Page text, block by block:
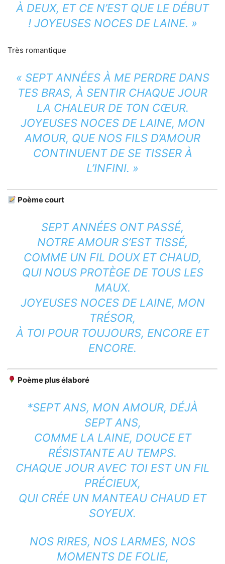
À DEUX, ET CE N’EST QUE LE DÉBUT
! JOYEUSES NOCES DE LAINE. »
Très romantique
« SEPT ANNÉES À ME PERDRE DANS
TES BRAS, À SENTIR CHAQUE JOUR
LA CHALEUR DE TON CŒUR.
JOYEUSES NOCES DE LAINE, MON
AMOUR, QUE NOS FILS D’AMOUR
CONTINUENT DE SE TISSER À
L’INFINI. »
Poème court
SEPT ANNÉES ONT PASSÉ,
NOTRE AMOUR S’EST TISSÉ,
COMME UN FIL DOUX ET CHAUD,
QUI NOUS PROTÈGE DE TOUS LES
MAUX.
JOYEUSES NOCES DE LAINE, MON
TRÉSOR,
À TOI POUR TOUJOURS, ENCORE ET
ENCORE.
Poème plus élaboré
*SEPT ANS, MON AMOUR, DÉJÀ
SEPT ANS,
COMME LA LAINE, DOUCE ET
RÉSISTANTE AU TEMPS.
CHAQUE JOUR AVEC TOI EST UN FIL
PRÉCIEUX,
QUI CRÉE UN MANTEAU CHAUD ET
SOYEUX.
NOS RIRES, NOS LARMES, NOS
MOMENTS DE FOLIE,